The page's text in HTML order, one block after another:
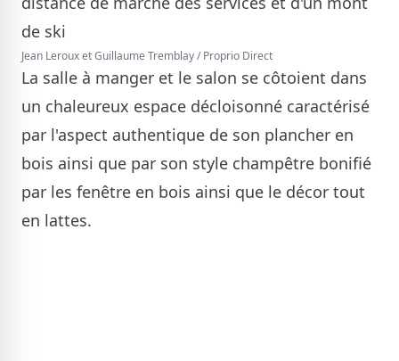
Jean Leroux et Guillaume Tremblay / Proprio Direct
La salle à manger et le salon se côtoient dans
un chaleureux espace décloisonné caractérisé
par l'aspect authentique de son plancher en
bois ainsi que par son style champêtre bonifié
par les fenêtre en bois ainsi que le décor tout
en lattes.